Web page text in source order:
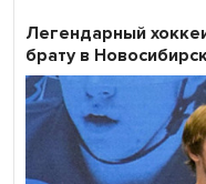
Легендарный
брату в